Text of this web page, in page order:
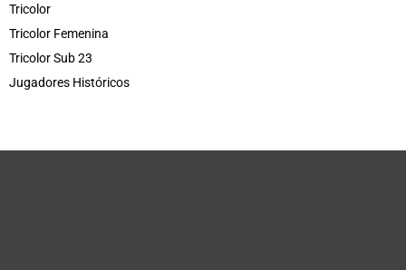
Tricolor
Tricolor Femenina
Tricolor Sub 23
Jugadores Históricos